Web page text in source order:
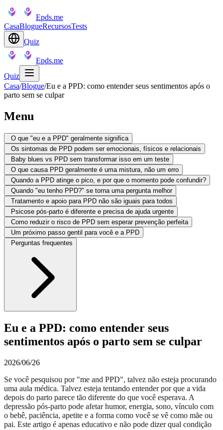
Epds.me
CasaBlogueRecursosTests
Quiz
Epds.me
Quiz
Casa/Blogue/Eu e a PPD: como entender seus sentimentos após o
parto sem se culpar
Menu
O que "eu e a PPD" geralmente significa
Os sintomas de PPD podem ser emocionais, físicos e relacionais
Baby blues vs PPD sem transformar isso em um teste
O que causa PPD geralmente é uma mistura, não um erro
Quando a PPD atinge o pico, e por que o momento pode confundir?
Quando "eu tenho PPD?" se torna uma pergunta melhor
Tratamento e apoio para PPD não são iguais para todos
Psicose pós-parto é diferente e precisa de ajuda urgente
Como reduzir o risco de PPD sem esperar prevenção perfeita
Um próximo passo gentil para você e a PPD
Perguntas frequentes
Eu e a PPD: como entender seus
sentimentos após o parto sem se culpar
2026/06/26
Se você pesquisou por "me and PPD", talvez não esteja procurando
uma aula médica. Talvez esteja tentando entender por que a vida
depois do parto parece tão diferente do que você esperava. A
depressão pós-parto pode afetar humor, energia, sono, vínculo com
o bebê, paciência, apetite e a forma como você se vê como mãe ou
pai. Este artigo é apenas educativo e não pode dizer qual condição